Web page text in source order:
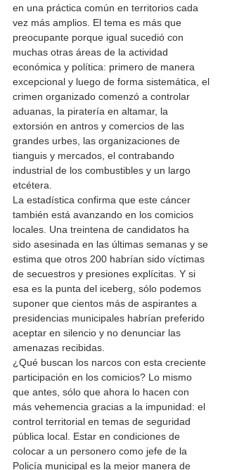
en una práctica común en territorios cada
vez más amplios. El tema es más que
preocupante porque igual sucedió con
muchas otras áreas de la actividad
económica y política: primero de manera
excepcional y luego de forma sistemática, el
crimen organizado comenzó a controlar
aduanas, la piratería en altamar, la
extorsión en antros y comercios de las
grandes urbes, las organizaciones de
tianguis y mercados, el contrabando
industrial de los combustibles y un largo
etcétera.
La estadística confirma que este cáncer
también está avanzando en los comicios
locales. Una treintena de candidatos ha
sido asesinada en las últimas semanas y se
estima que otros 200 habrían sido víctimas
de secuestros y presiones explícitas. Y si
esa es la punta del iceberg, sólo podemos
suponer que cientos más de aspirantes a
presidencias municipales habrían preferido
aceptar en silencio y no denunciar las
amenazas recibidas.
¿Qué buscan los narcos con esta creciente
participación en los comicios? Lo mismo
que antes, sólo que ahora lo hacen con
más vehemencia gracias a la impunidad: el
control territorial en temas de seguridad
pública local. Estar en condiciones de
colocar a un personero como jefe de la
Policía municipal es la mejor manera de